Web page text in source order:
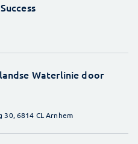
Waterlinie door
30, 6814 CL Arnhem